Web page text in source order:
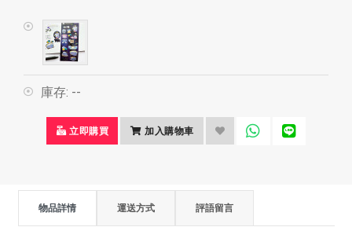
庫存: --
立即購買 加入購物車
物品詳情 運送方式 評語留言